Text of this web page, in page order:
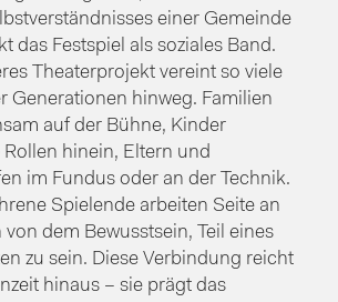
einer Gemeinde
das Festspiel als soziales Band.
Theaterprojekt vereint so viele
Generationen hinweg. Familien
auf der Bühne, Kinder
hinein, Eltern und
im Fundus oder an der Technik.
Spielende arbeiten Seite an
von dem Bewusstsein, Teil eines
zu sein. Diese Verbindung reicht
hinaus – sie prägt das